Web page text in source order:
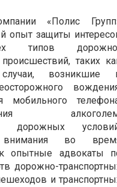
«Полис
опыт защиты
типов
таких
случаи, возникшие
мобильного
дорожных
внимания во
опытные адвокаты
дорожно-
и